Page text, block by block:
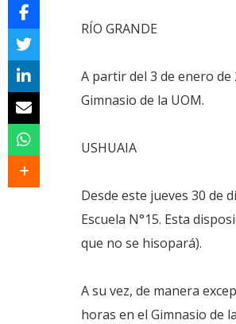
RÍO GRANDE
A partir del 3 de enero de
Gimnasio de la UOM.
USHUAIA
Desde este jueves 30 de
Escuela N°15. Esta
que no se hisopará).
A su vez, de manera
horas en el Gimnasio de